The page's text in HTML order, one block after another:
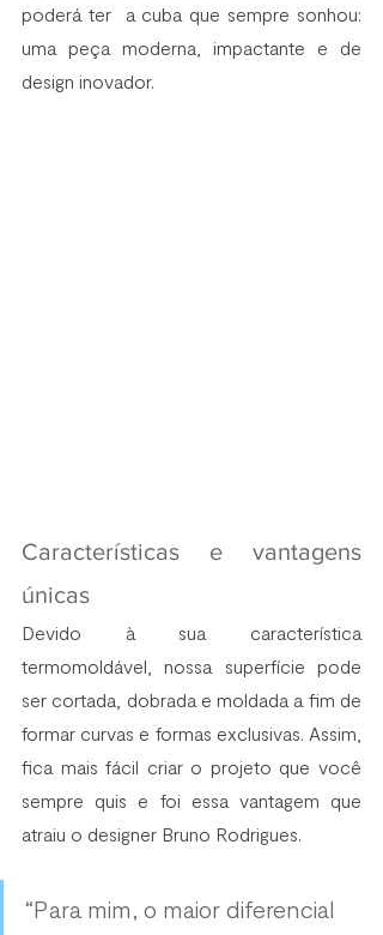
poderá ter  a cuba que sempre sonhou:
uma peça moderna, impactante e de
design inovador.
Características e vantagens
únicas
Devido à sua característica
termomoldável, nossa superfície pode
ser cortada, dobrada e moldada a fim de
formar curvas e formas exclusivas. Assim,
fica mais fácil criar o projeto que você
sempre quis e foi essa vantagem que
atraiu o designer Bruno Rodrigues.
“Para mim, o maior diferencial